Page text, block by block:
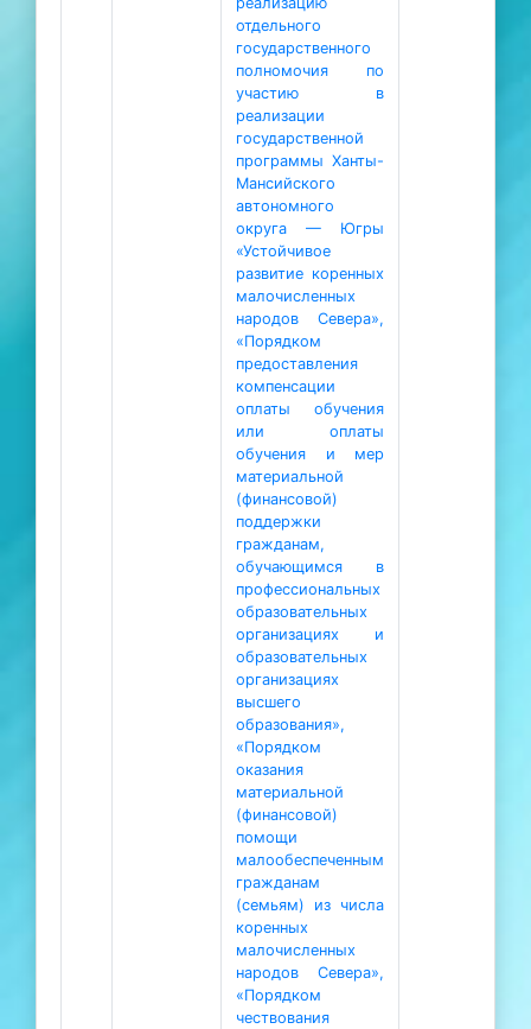
отдельного
государственного
полномочия по
участию в
реализации
государственной
программы Ханты-
Мансийского
автономного
округа — Югры
«Устойчивое
развитие коренных
малочисленных
народов Севера»,
«Порядком
предоставления
компенсации
оплаты обучения
или оплаты
обучения и мер
материальной
(финансовой)
поддержки
гражданам,
обучающимся в
профессиональных
образовательных
организациях и
образовательных
организациях
высшего
образования»,
«Порядком
оказания
материальной
(финансовой)
помощи
малообеспеченным
гражданам
(семьям) из числа
коренных
малочисленных
народов Севера»,
«Порядком
чествования